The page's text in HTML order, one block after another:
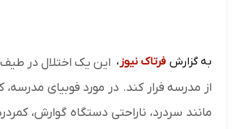
به گزارش فرتاک نیوز ، این یک اختلال در
از مدرسه فرار کند. در مورد فوبیای
مانند سردرد، ناراحتی دستگاه گوارش،